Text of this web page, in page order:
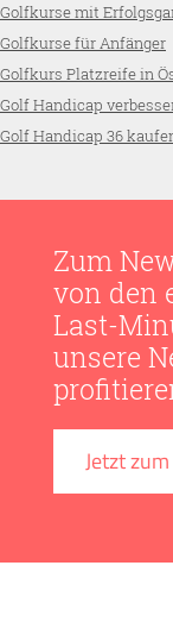
Golfkurse mit
Golfkurse für Anfänger
Golfkurs Platzreife in
Golf Handicap
Golf Handicap 36
Zum
von den
Last-
unsere
Jetzt